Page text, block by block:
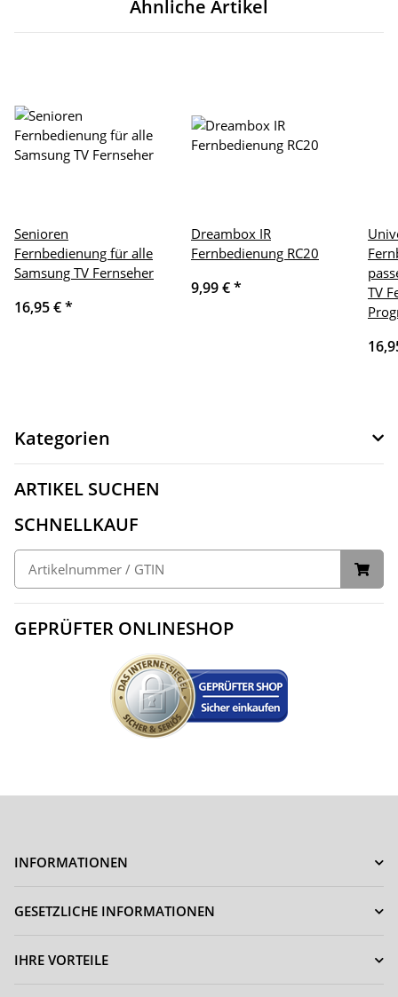
Ähnliche Artikel
Senioren
Fernbedienung für alle
Samsung TV Fernseher
16,95 €*
Dreambox IR
Fernbedienung RC20
9,99 €*
TV
Kategorien
ARTIKEL SUCHEN
SCHNELLKAUF
GEPRÜFTER ONLINESHOP
INFORMATIONEN
GESETZLICHE INFORMATIONEN
IHRE VORTEILE